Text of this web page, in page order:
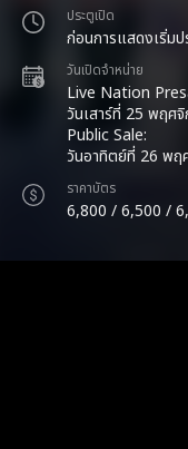
ประตูเปิด
ก่อนการแสดงเริ่ม
วันเปิดจำหน่าย
Live Nation
วันเสาร์ที่ 25 พฤศ
Public Sale:
วันอาทิตย์ที่ 26 พฤ
ราคาบัตร
6,800 / 6,500 /